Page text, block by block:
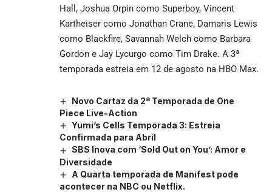
Hall, Joshua Orpin como Superboy, Vincent
Kartheiser como Jonathan Crane, Damaris Lewis
como Blackfire, Savannah Welch como Barbara
Gordon e Jay Lycurgo como Tim Drake. A 3ª
temporada estreia em 12 de agosto na HBO Max.
Novo Cartaz da 2ª Temporada de One
Piece Live-Action
Yumi’s Cells Temporada 3: Estreia
Confirmada para Abril
SBS Inova com ‘Sold Out on You’: Amor e
Diversidade
A Quarta temporada de Manifest pode
acontecer na NBC ou Netflix.